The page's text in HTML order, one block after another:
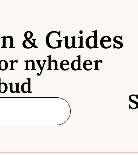
& Guides
nyheder